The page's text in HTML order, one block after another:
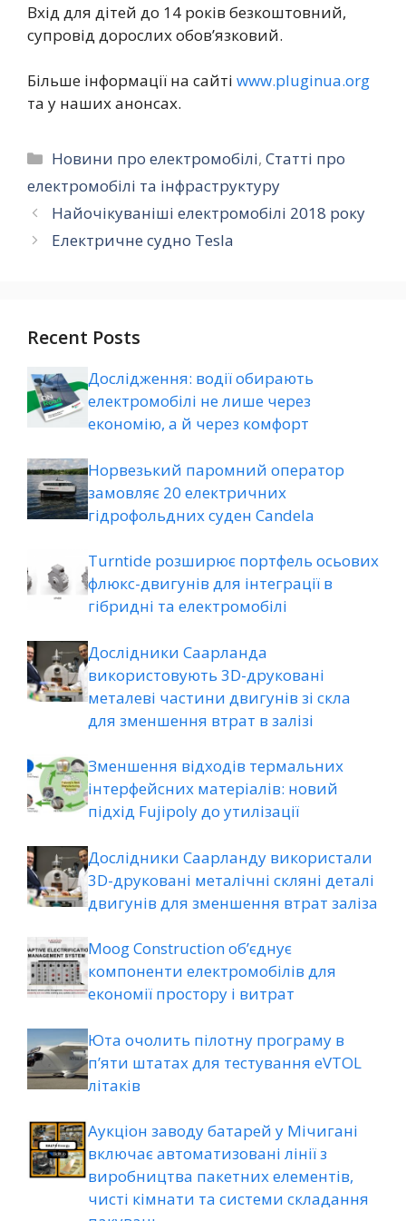
Вхід для дітей до 14 років безкоштовний,
супровід дорослих обов’язковий.
Більше інформації на сайті www.pluginua.org
та у наших анонсах.
Категорії
Новини про електромобілі,Статті про
електромобілі та інфраструктуру
Найочікуваніші електромобілі 2018 року
Електричне судно Tesla
Recent Posts
Дослідження: водії обирають
електромобілі не лише через
економію, а й через комфорт
Норвезький паромний оператор
замовляє 20 електричних
гідрофольдних суден Candela
Turntide розширює портфель осьових
флюкс-двигунів для інтеграції в
гібридні та електромобілі
Дослідники Саарланда
використовують 3D-друковані
металеві частини двигунів зі скла
для зменшення втрат в залізі
Зменшення відходів термальних
інтерфейсних матеріалів: новий
підхід Fujipoly до утилізації
Дослідники Саарланду використали
3D-друковані металічні скляні деталі
двигунів для зменшення втрат заліза
Moog Construction об’єднує
компоненти електромобілів для
економії простору і витрат
Юта очолить пілотну програму в
п’яти штатах для тестування eVTOL
літаків
Аукціон заводу батарей у Мічигані
включає автоматизовані лінії з
виробництва пакетних елементів,
чисті кімнати та системи складання